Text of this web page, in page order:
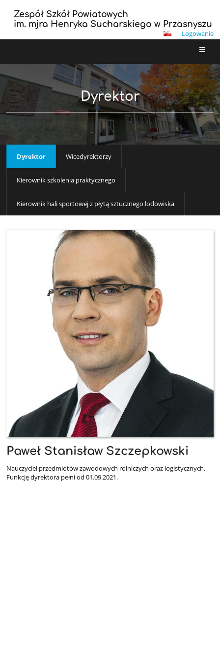
Zespół Szkół Powiatowych
im. mjra Henryka Sucharskiego w Przasnyszu
Logowanie
Dyrektor
Dyrektor Wicedyrektorzy
Kierownik szkolenia praktycznego
Kierownik hali sportowej z płytą sztucznego lodowiska
Paweł Stanisław Szczepkowski
Nauczyciel przedmiotów zawodowych rolniczych oraz logistycznych.
Funkcję dyrektora pełni od 01.09.2021.